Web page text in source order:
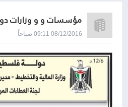
مؤسسات و و وزارات
08/12/2016 09:11 صباحاً